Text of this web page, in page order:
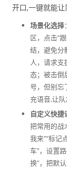
开口,一键就能让
场景化选择
区，点击“
结，避免分
人，请求支
态；被击倒
号，但别忘
充语音,让队
自定义快捷
把常用的战
我来”“标记
车”，设置
换”，把默